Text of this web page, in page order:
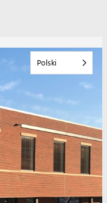
Polski